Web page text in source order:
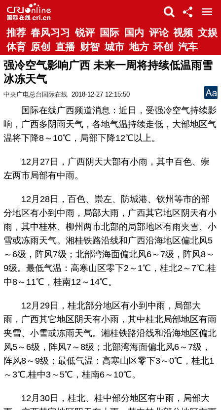
推荐 春风习习 锐评 国际 国内 评论 视频 文娱
体育 原创 直播 财智 城市 地方 环创 汽车
强冷空气影响广西 未来一周将持续低温雨雪
冰冻天气
中央广电总台国际在线 2018-12-27 12:15:50
国际在线广西频道消息：近日，受强冷空气持续影
响，广西多阴雨天气，各地气温持续走低，大部地区气
温将下降8～10℃，局部下降12℃以上。
12月27日，广西阴天大部有小雨，其中百色、崇
左两市局部有中雨。
12月28日，百色、崇左、防城港、钦州等市的部
分地区有小到中雨，局部大雨，广西其它地区阴天有小
雨，其中桂林、柳州两市北部的局部地区有雨夹雪、小
雪或冻雨天气。湘桂铁路沿线和广西沿海地区偏北风5
～6级，阵风7级；北部湾海面偏北风6～7级，阵风8～
9级。最低气温：高寒山区零下2～1℃，桂北2～7℃,桂
中8～11℃，桂南12～14℃。
12月29日，桂北部分地区有小到中雨，局部大
雨，广西其它地区阴天有小雨，其中桂北局部地区有雨
夹雪、小雪或冻雨天气。湘桂铁路沿线和沿海地区偏北
风5～6级，阵风7～8级；北部湾海面偏北风6～7级，
阵风8～9级；最低气温：高寒山区零下3～0℃，桂北1
～3℃,桂中3～5℃，桂南6～10℃。
12月30日，桂北、桂中部分地区有中雨，局部大